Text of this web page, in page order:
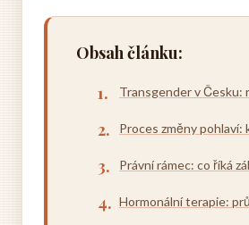
Obsah článku:
Transgender v Česku:
Proces změny pohlaví:
Právní rámec: co říká
Hormonální terapie: